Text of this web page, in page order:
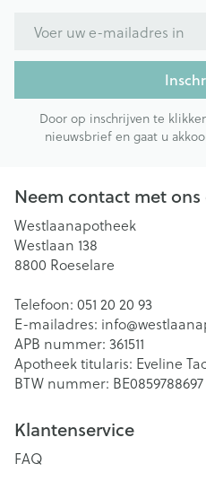
Door op inschrijven te
nieuwsbrief en gaat u
Neem contact met ons
Westlaanapotheek
Westlaan 138
8800 Roeselare
Telefoon: 051 20 20 93
E-mailadres: info@
APB nummer: 361511
Apotheek titularis: Eveline
BTW nummer: BE0859788697
Klantenservice
FAQ